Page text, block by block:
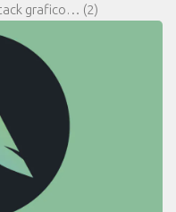
grafico… (2)